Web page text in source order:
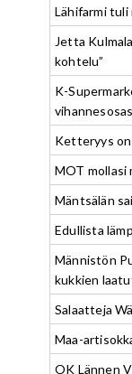
Lähifarmi tuli
Jetta
kohtelu”
K-
Ketteryys
MOT mollasi
Mäntsälän
Edullista
Männistön
kukkien
Salaatteja
Maa-
OK Lännen